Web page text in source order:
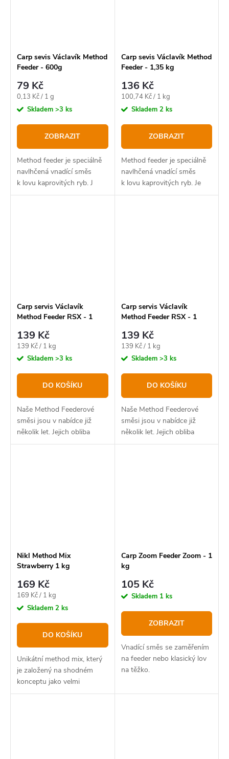
Carp sevis Václavík Method
Feeder - 600g
79 Kč
Měrná
cena:
0,13 Kč / 1 g
Skladem >3 ks
ZOBRAZIT
Method feeder je speciálně
navlhčená vnadící směs
k lovu kaprovitých ryb. J
Carp sevis Václavík Method
Feeder - 1,35 kg
136 Kč
Měrná
cena:
100,74 Kč / 1 kg
Skladem 2 ks
ZOBRAZIT
Method feeder je speciálně
navlhčená vnadící směs
k lovu kaprovitých ryb. Je
složena z širokého spektra
Carp servis Václavík
Method Feeder RSX - 1
139 Kč
Měrná
cena:
139 Kč / 1 kg
Skladem >3 ks
DO KOŠÍKU
Naše Method Feederové
směsi jsou v nabídce již
několik let. Jejich obliba
stoupá překvapivým
Carp servis Václavík
Method Feeder RSX - 1
139 Kč
Měrná
cena:
139 Kč / 1 kg
Skladem >3 ks
DO KOŠÍKU
Naše Method Feederové
směsi jsou v nabídce již
několik let. Jejich obliba
stoupá překvapivým
Nikl Method Mix
Strawberry 1 kg
169 Kč
Měrná
cena:
169 Kč / 1 kg
Skladem 2 ks
DO KOŠÍKU
Unikátní method mix, který
je založený na shodném
konceptu jako velmi
úspěšné boilies Strawberry.
Carp Zoom Feeder Zoom - 1
kg
105 Kč
Skladem 1 ks
ZOBRAZIT
Vnadící směs se zaměřením
na feeder nebo klasický lov
na těžko.